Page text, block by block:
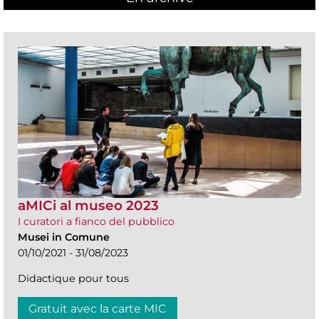
aMICi al museo 2023
I curatori a fianco del pubblico
Musei in Comune
01/10/2021 - 31/08/2023
Didactique pour tous
Gratuit avec la carte MIC